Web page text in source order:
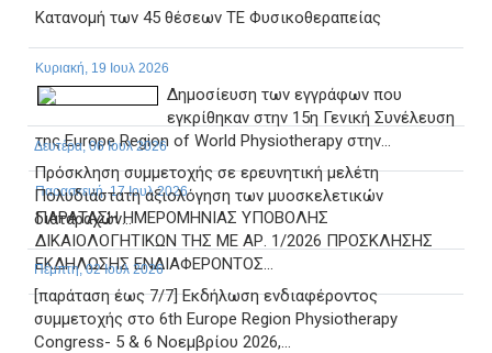
Κατανομή των 45 θέσεων ΤΕ Φυσικοθεραπείας
Κυριακή, 19 Ιουλ 2026
Δημοσίευση των εγγράφων που
εγκρίθηκαν στην 15η Γενική Συνέλευση
της Europe Region of World Physiotherapy στην...
Παρασκευή, 17 Ιουλ 2026
ΠΑΡΑΤΑΣΗ ΗΜΕΡΟΜΗΝΙΑΣ ΥΠΟΒΟΛΗΣ
ΔΙΚΑΙΟΛΟΓΗΤΙΚΩΝ ΤΗΣ ΜΕ ΑΡ. 1/2026 ΠΡΟΣΚΛΗΣΗΣ
ΕΚΔΗΛΩΣΗΣ ΕΝΔΙΑΦΕΡΟΝΤΟΣ...
Δευτέρα, 06 Ιουλ 2026
Πρόσκληση συμμετοχής σε ερευνητική μελέτη
Πολυδιάστατη αξιολόγηση των μυοσκελετικών
διαταραχών...
Πέμπτη, 02 Ιουλ 2026
[παράταση έως 7/7] Εκδήλωση ενδιαφέροντος
συμμετοχής στο 6th Europe Region Physiotherapy
Congress- 5 & 6 Νοεμβρίου 2026,...